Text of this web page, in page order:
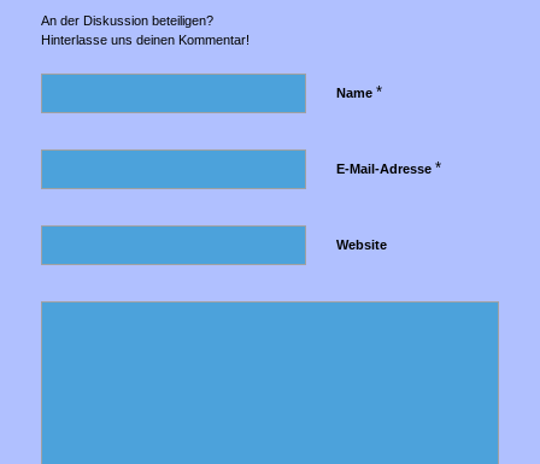
An der Diskussion beteiligen?
Hinterlasse uns deinen Kommentar!
Name *
E-Mail-Adresse *
Website